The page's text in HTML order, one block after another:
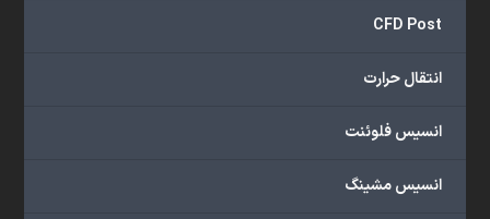
CFD Post
انتقال حرارت
انسیس فلوئنت
انسیس مشینگ
...
می‌دهد.
می‌توانید
خدمات